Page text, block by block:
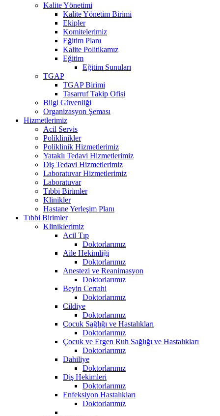
Kalite Yönetimi
Kalite Yönetim Birimi
Ekipler
Komitelerimiz
Eğitim Planı
Kalite Politikamız
Eğitim
Eğitim Sunuları
TGAP
TGAP Birimi
Tasarruf Takip Ofisi
Bilgi Güvenliği
Organizasyon Şeması
Hizmetlerimiz
Acil Servis
Poliklinikler
Poliklinik Hizmetlerimiz
Yataklı Tedavi Hizmetlerimiz
Diş Tedavi Hizmetlerimiz
Laboratuvar Hizmetlerimiz
Laboratuvar
Tıbbi Birimler
Klinikler
Hastane Yerleşim Planı
Tıbbi Birimler
Kliniklerimiz
Acil Tıp
Doktorlarımız
Aile Hekimliği
Doktorlarımız
Anestezi ve Reanimasyon
Doktorlarımız
Beyin Cerrahi
Doktorlarımız
Cildiye
Doktorlarımız
Çocuk Sağlığı ve Hastalıkları
Doktorlarımız
Çocuk ve Ergen Ruh Sağlığı ve Hastalıkları
Doktorlarımız
Dahiliye
Doktorlarımız
Diş Hekimleri
Doktorlarımız
Enfeksiyon Hastalıkları
Doktorlarımız